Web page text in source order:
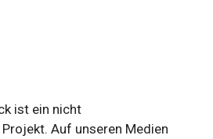
ist ein nicht
Auf unseren Medien